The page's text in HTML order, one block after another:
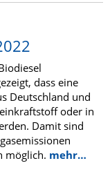
dass eine
Deutschland und
oder in
Damit sind
möglich. mehr…